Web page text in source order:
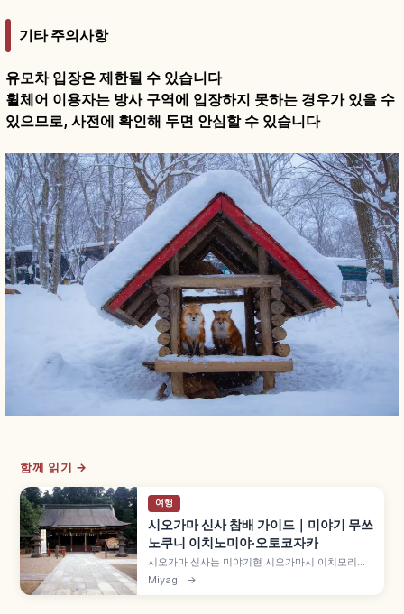
기타 주의사항
유모차 입장은 제한될 수 있습니다
휠체어 이용자는 방사 구역에 입장하지 못하는 경우가 있을 수
있으므로, 사전에 확인해 두면 안심할 수 있습니다
함께 읽기 →
여행
시오가마 신사 참배 가이드｜미야기 무쓰
노쿠니 이치노미야·오토코자카
시오가마 신사는 미야기현 시오가마시 이치모리야
마의 무쓰노쿠니 이치노미야 격식의 신사로, 현지에
서는 '시오가마사마'라는 애칭으로 불립니다. 제염
Miyagi →